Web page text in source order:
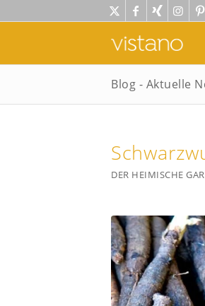
Blog - Aktuelle
DER HEIMISCHE